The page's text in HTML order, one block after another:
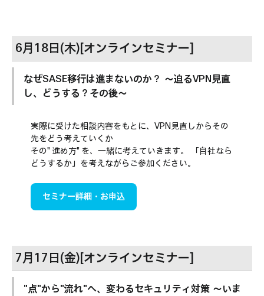
6月18日(木)[オンラインセミナー]
なぜSASE移行は進まないのか？ ～迫るVPN見直
し、どうする？その後～
実際に受けた相談内容をもとに、VPN見直しからその
先をどう考えていくか
その"進め方"を、⼀緒に考えていきます。 「自社なら
どうするか」を考えながらご参加ください。
セミナー詳細・お申込
7月17日(金)[オンラインセミナー]
"点"から"流れ"へ、変わるセキュリティ対策 〜いま